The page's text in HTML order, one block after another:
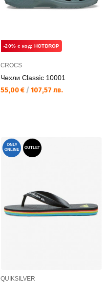
-20% с код: HOTDROP
CROCS
Чехли Classic 10001
Текуща цена:
55,00 € / 107,57 лв.
ONLY
ONLINE
OUTLET
QUIKSILVER